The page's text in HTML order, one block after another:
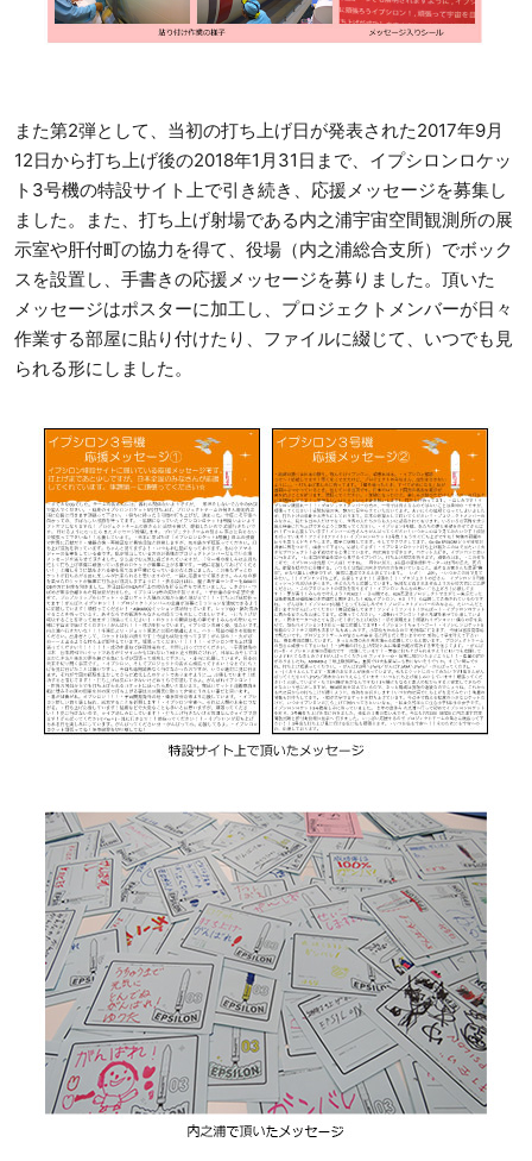
また第2弾として、当初の打ち上げ日が発表された2017年9月
12日から打ち上げ後の2018年1月31日まで、イプシロンロケッ
ト3号機の特設サイト上で引き続き、応援メッセージを募集し
ました。また、打ち上げ射場である内之浦宇宙空間観測所の展
示室や肝付町の協力を得て、役場（内之浦総合支所）でボック
スを設置し、手書きの応援メッセージを募りました。頂いた
メッセージはポスターに加工し、プロジェクトメンバーが日々
作業する部屋に貼り付けたり、ファイルに綴じて、いつでも見
られる形にしました。